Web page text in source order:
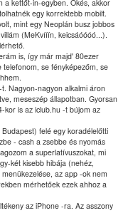
a kettőt-in-egyben. Okés, akkor
egy korrektebb mobilt.
mint egy Neoplán busz jobbos
(MeKvííín, keicsáóóóó...).
is, így már majd' 80ezer
se fényképezőm, se
Nagyon-nagyon alkalmi áron
meseszép állapotban. Gyorsan
kor is az iclub.hu -t bújom az
felé egy koradélelőtti
- cash a zsebbe és nyomás
a superlatívuszokat, mi
két kisebb hibája (nehéz,
az app -ok nem
mérhetőek ezek ahhoz a
az iPhone -ra. Az asszony